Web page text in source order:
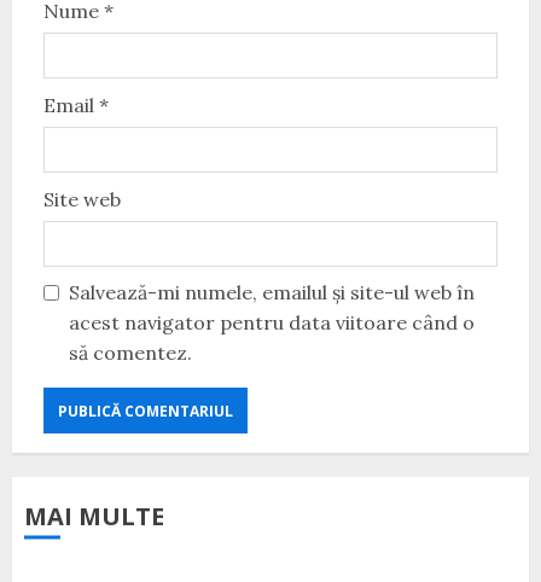
Nume *
Email *
Site web
Salvează-mi numele, emailul și site-ul web în
acest navigator pentru data viitoare când o
să comentez.
MAI MULTE